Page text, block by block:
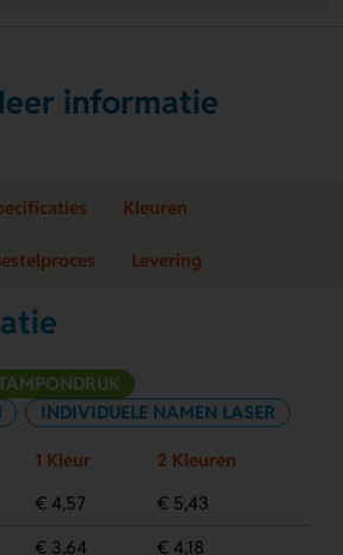
informatie
Kleuren
Levering
INDIVIDUELE NAMEN LASER
1 Kleur
2 Kleuren
€ 4,57
€ 5,43
€ 3,64 € 4,18